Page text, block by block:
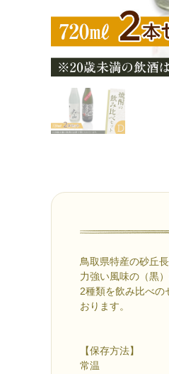
鳥取県特産の砂丘
力強い風味の（黒
2種類を飲み比べの
おります。
【保存方法】
常温